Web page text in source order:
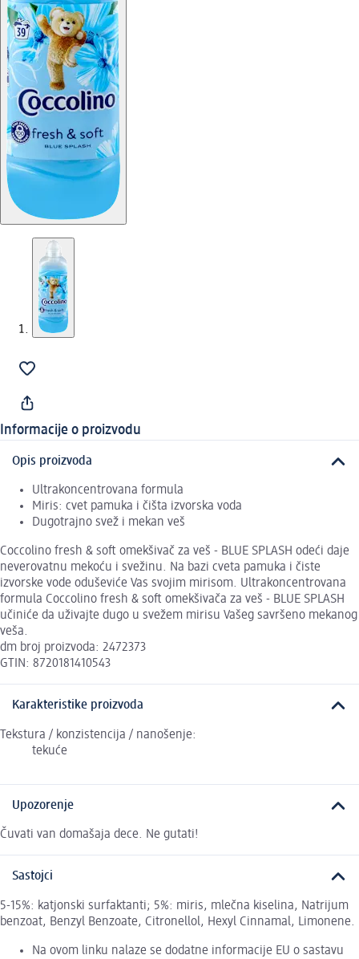
Informacije o proizvodu
Opis proizvoda
Ultrakoncentrovana formula
Miris: cvet pamuka i čišta izvorska voda
Dugotrajno svež i mekan veš
Coccolino fresh & soft omekšivač za veš - BLUE SPLASH odeći daje
neverovatnu mekoću i svežinu. Na bazi cveta pamuka i čiste
izvorske vode oduševiće Vas svojim mirisom. Ultrakoncentrovana
formula Coccolino fresh & soft omekšivača za veš - BLUE SPLASH
učiniće da uživajte dugo u svežem mirisu Vašeg savršeno mekanog
veša.
dm broj proizvoda: 2472373
GTIN: 8720181410543
Karakteristike proizvoda
Tekstura / konzistencija / nanošenje:
tekuće
Upozorenje
Čuvati van domašaja dece. Ne gutati!
Sastojci
5-15%: katjonski surfaktanti; 5%: miris, mlečna kiselina, Natrijum
benzoat, Benzyl Benzoate, Citronellol, Hexyl Cinnamal, Limonene.
Na ovom linku nalaze se dodatne informacije EU o sastavu